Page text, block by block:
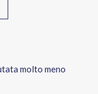
molto meno